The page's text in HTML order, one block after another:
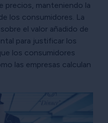
precios, manteniendo la
los consumidores. La
el valor añadido de
para justificar los
los consumidores
las empresas calculan